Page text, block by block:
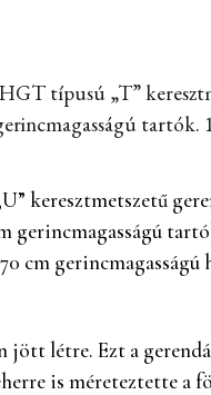
típusú „T”
keresztmetszetű
cm
jött létre. Ezt a
is méreteztette a